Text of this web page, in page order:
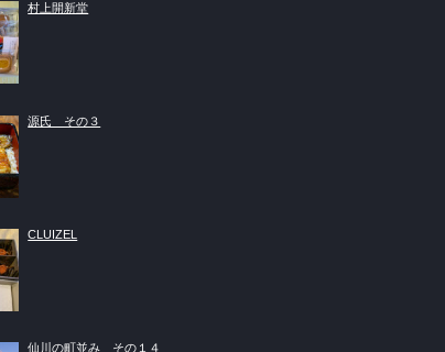
村上開新堂
源氏 その３
CLUIZEL
仙川の町並み その１４